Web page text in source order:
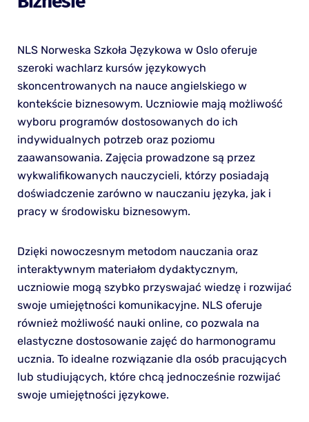
NLS Norweska Szkoła Językowa w Oslo oferuje
szeroki wachlarz kursów językowych
skoncentrowanych na nauce angielskiego w
kontekście biznesowym. Uczniowie mają możliwość
wyboru programów dostosowanych do ich
indywidualnych potrzeb oraz poziomu
zaawansowania. Zajęcia prowadzone są przez
wykwalifikowanych nauczycieli, którzy posiadają
doświadczenie zarówno w nauczaniu języka, jak i
pracy w środowisku biznesowym.
Dzięki nowoczesnym metodom nauczania oraz
interaktywnym materiałom dydaktycznym,
uczniowie mogą szybko przyswajać wiedzę i rozwijać
swoje umiejętności komunikacyjne. NLS oferuje
również możliwość nauki online, co pozwala na
elastyczne dostosowanie zajęć do harmonogramu
ucznia. To idealne rozwiązanie dla osób pracujących
lub studiujących, które chcą jednocześnie rozwijać
swoje umiejętności językowe.